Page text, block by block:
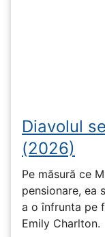
Diavolul
(2026)
Pe măsură ce
pensionare, ea
a o înfrunta pe
Emily Charlton.